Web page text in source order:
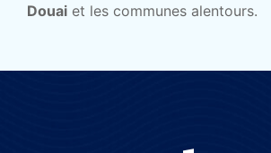
Douai et les communes alentours.